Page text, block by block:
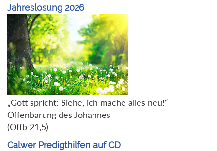
Jahreslosung 2026
„Gott spricht: Siehe, ich mache alles neu!“
Offenbarung des Johannes
(Offb 21,5)
Calwer Predigthilfen auf CD